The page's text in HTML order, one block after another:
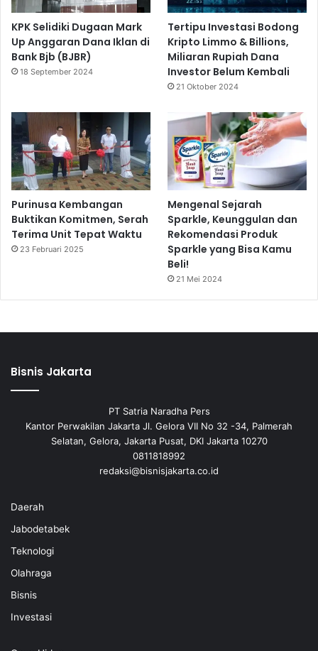
KPK Selidiki Dugaan Mark
Up Anggaran Dana Iklan di
Bank Bjb (BJBR)
18 September 2024
Tertipu Investasi Bodong
Kripto Limmo & Billions,
Miliaran Rupiah Dana
Investor Belum Kembali
21 Oktober 2024
Purinusa Kembangan
Buktikan Komitmen, Serah
Terima Unit Tepat Waktu
23 Februari 2025
Mengenal Sejarah
Sparkle, Keunggulan dan
Rekomendasi Produk
Sparkle yang Bisa Kamu
Beli!
21 Mei 2024
Bisnis Jakarta
PT Satria Naradha Pers
Kantor Perwakilan Jakarta Jl. Gelora VII No 32 -34, Palmerah
Selatan, Gelora, Jakarta Pusat, DKI Jakarta 10270
0811818992
redaksi@bisnisjakarta.co.id
Daerah
Jabodetabek
Teknologi
Olahraga
Bisnis
Investasi